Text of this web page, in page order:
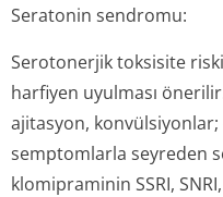
Seratonin sendromu:
Serotonerjik toksisite
harfiyen uyulması
ajitasyon,
semptomlarla seyreden
klomipraminin SSRI,